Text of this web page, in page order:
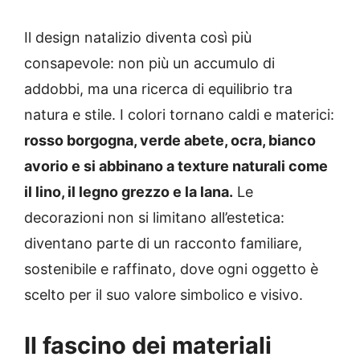
Il design natalizio diventa così più
consapevole: non più un accumulo di
addobbi, ma una ricerca di equilibrio tra
natura e stile. I colori tornano caldi e materici:
rosso borgogna, verde abete, ocra, bianco
avorio e si abbinano a texture naturali come
il lino, il legno grezzo e la lana. Le
decorazioni non si limitano all’estetica:
diventano parte di un racconto familiare,
sostenibile e raffinato, dove ogni oggetto è
scelto per il suo valore simbolico e visivo.
Il fascino dei materiali